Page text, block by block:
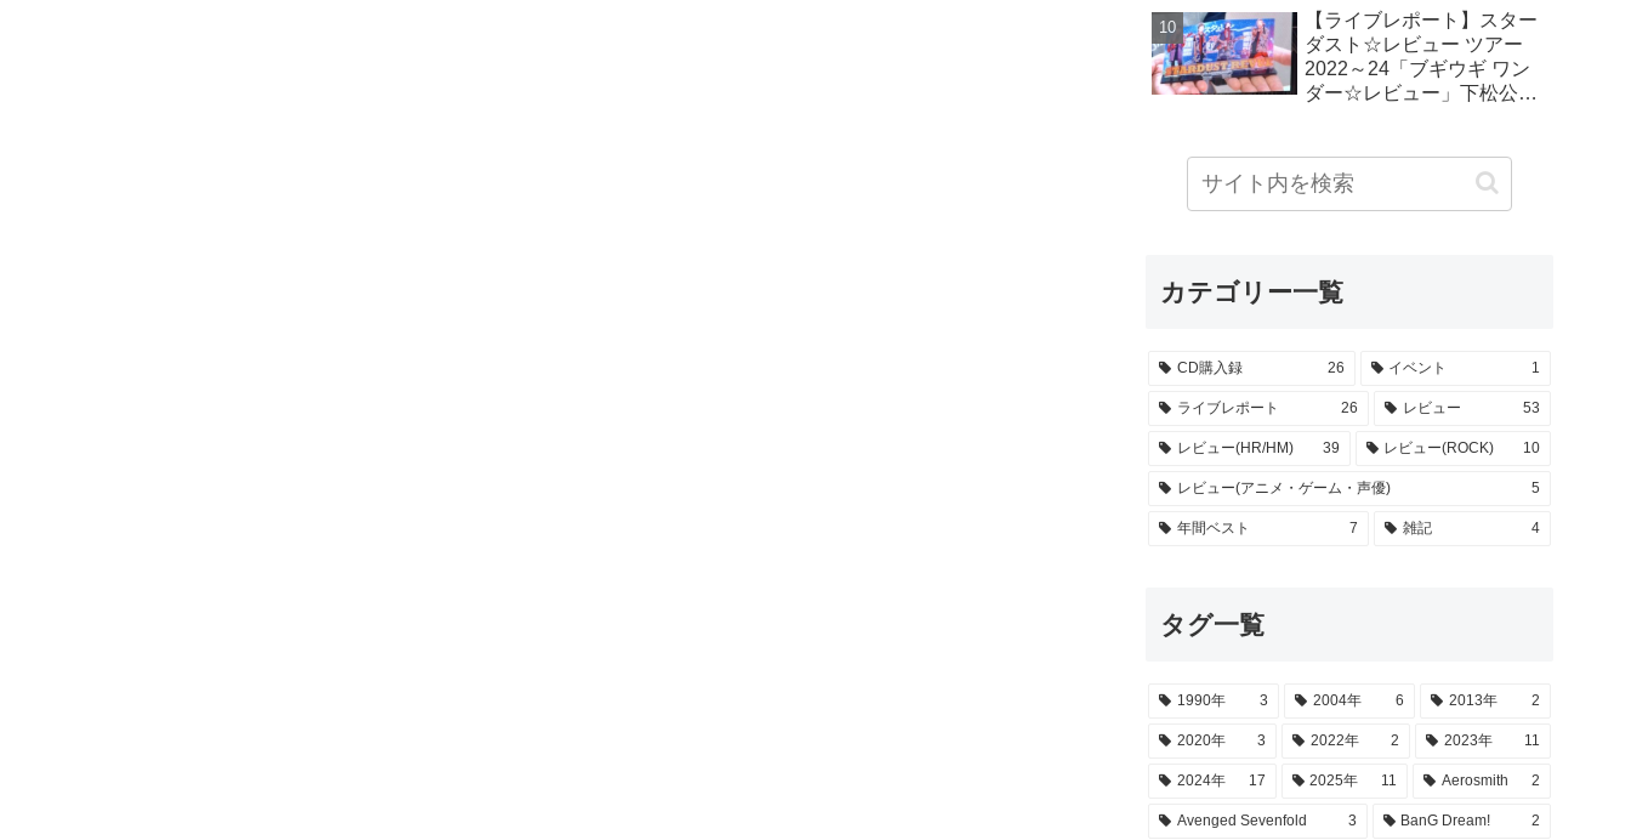
【ライブレポート】スター
ダスト☆レビュー ツアー
2022～24「ブギウギ ワン
ダー☆レビュー」下松公演
カテゴリー一覧
CD購入録 26 イベント 1
ライブレポート 26 レビュー 53
レビュー(HR/HM) 39 レビュー(ROCK) 10
レビュー(アニメ・ゲーム・声優) 5
年間ベスト 7 雑記 4
タグ一覧
1990年 3 2004年 6 2013年 2
2020年 3 2022年 2 2023年 11
2024年 17 2025年 11 Aerosmith 2
Avenged Sevenfold 3 BanG Dream! 2